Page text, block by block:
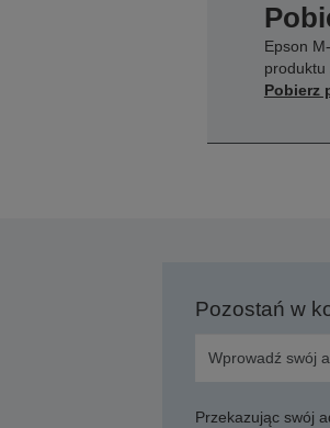
Epson
produktu
Pobierz
Pozostań w
Przekazując swój